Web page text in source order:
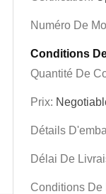
Numéro De
Conditions
Quantité De
Prix:
Détails
Délai De
Conditions De